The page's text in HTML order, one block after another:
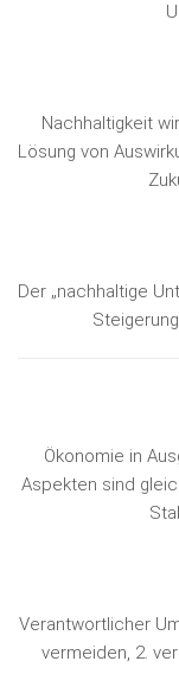
Nachhaltigkeit
Lösung von
Der „nachhaltige
Ökonomie in
Aspekten sind
Verantwortlicher
vermeiden, 2.